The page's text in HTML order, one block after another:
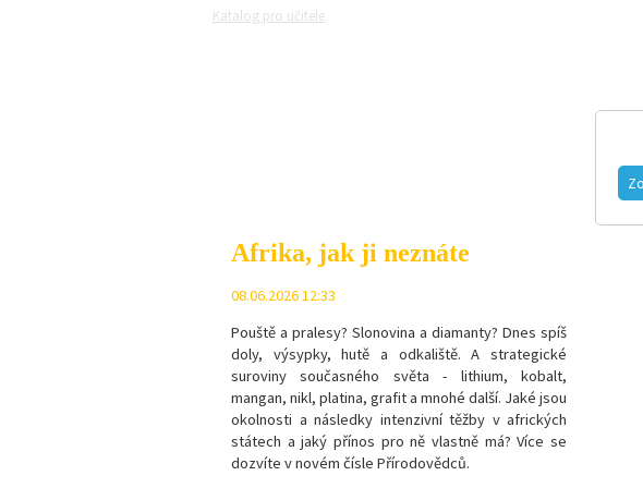
Katalog pro učitele
Afrika, jak ji neznáte
08.06.2026 12:33
Pouště a pralesy? Slonovina a diamanty? Dnes spíš
doly, výsypky, hutě a odkaliště. A strategické
suroviny současného světa - lithium, kobalt,
mangan, nikl, platina, grafit a mnohé další. Jaké jsou
okolnosti a následky intenzivní těžby v afrických
státech a jaký přínos pro ně vlastně má? Více se
dozvíte v novém čísle Přírodovědců.